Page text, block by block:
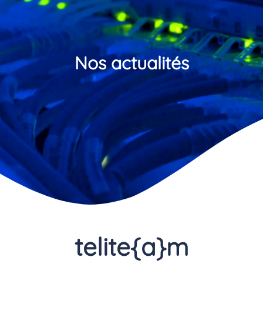
Nos actualités
telite{a}m